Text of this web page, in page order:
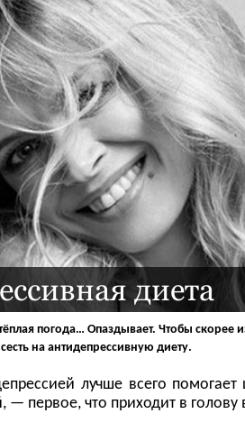
диета
погода… Опаздывает. Чтобы скорее
на антидепрессивную диету.
лучше всего
— первое, что приходит в